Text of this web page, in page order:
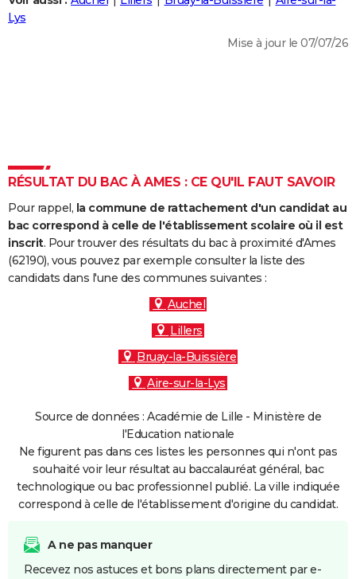
Destinations
City break
Voyage nature
Voyage de noces
Forum
Climat
+
PHOTO
Dictionnaire
Biographies
Citations
Expressions
Proverbes
PROGRAMME TV
COPAINS D'AVANT
S'inscrire
Se connecter
Lycées
Collèges
Primaires
Universités
Entreprises
Service militaire
Avis de recherche
AVIS DE DÉCÈS
FORUM
Lys
Mise à jour le 07/07/26
RÉSULTAT DU BAC À AMES : CE QU'IL FAUT SAVOIR
Pour rappel, la commune de rattachement d'un candidat au
bac correspond à celle de l'établissement scolaire où il est
inscrit. Pour trouver des résultats du bac à proximité d'Ames
(62190), vous pouvez par exemple consulter la liste des
candidats dans l'une des communes suivantes :
Auchel
Lillers
Bruay-la-Buissière
Aire-sur-la-Lys
Source de données : Académie de Lille - Ministère de
l'Education nationale
Ne figurent pas dans ces listes les personnes qui n'ont pas
souhaité voir leur résultat au baccalauréat général, bac
technologique ou bac professionnel publié. La ville indiquée
correspond à celle de l'établissement d'origine du candidat.
A ne pas manquer
Recevez nos astuces et bons plans directement par e-